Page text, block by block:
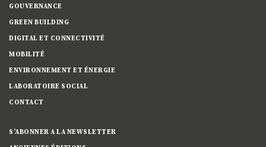
GOUVERNANCE
GREEN BUILDING
DIGITAL ET CONNECTIVITÉ
MOBILITÉ
ENVIRONNEMENT ET ÉNERGIE
LABORATOIRE SOCIAL
CONTACT
S’ABONNER A LA NEWSLETTER